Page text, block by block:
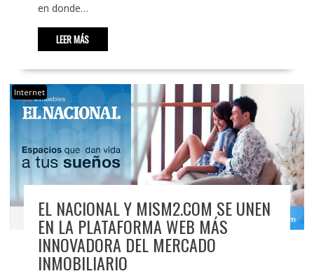
en donde…
LEER MÁS
Internet
EL NACIONAL Y MISM2.COM SE UNEN
EN LA PLATAFORMA WEB MÁS
INNOVADORA DEL MERCADO
INMOBILIARIO